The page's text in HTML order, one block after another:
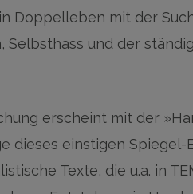
Doppelleben mit der
Selbsthass und der
erscheint mit der
dieses einstigen Spiegel-
Texte, die u.a. in